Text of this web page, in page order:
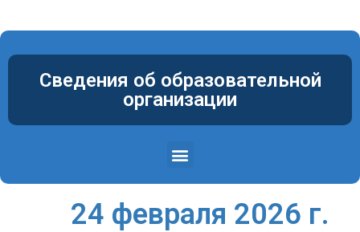
Сведения об образовательной
организации
24 февраля 2026 г.